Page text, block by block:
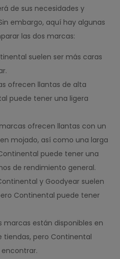
de sus necesidades y
embargo, aquí hay algunas
las dos marcas:
suelen ser más caras
ofrecen llantas de alta
puede tener una ligera
ofrecen llantas con un
mojado, así como una larga
puede tener una
de rendimiento general.
y Goodyear suelen
Continental puede tener
marcas están disponibles en
tiendas, pero Continental